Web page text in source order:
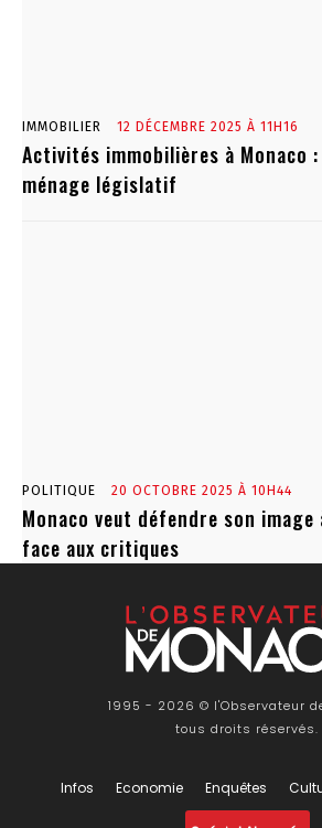
IMMOBILIER 12 DÉCEMBRE 2025 À 11H16
Activités immobilières à Monaco
ménage législatif
POLITIQUE 20 OCTOBRE 2025 À 10H44
Monaco veut défendre son
face aux critiques
1995 - 2026 © l'Observateur
tous droits réservés.
Infos Economie Enquêtes